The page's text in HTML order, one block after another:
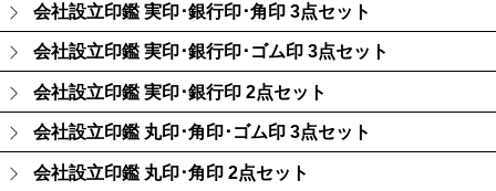
会社設立印鑑 実印･銀行印･角印 3点セット
会社設立印鑑 実印･銀行印･ゴム印 3点セット
会社設立印鑑 実印･銀行印 2点セット
会社設立印鑑 丸印･角印･ゴム印 3点セット
会社設立印鑑 丸印･角印 2点セット